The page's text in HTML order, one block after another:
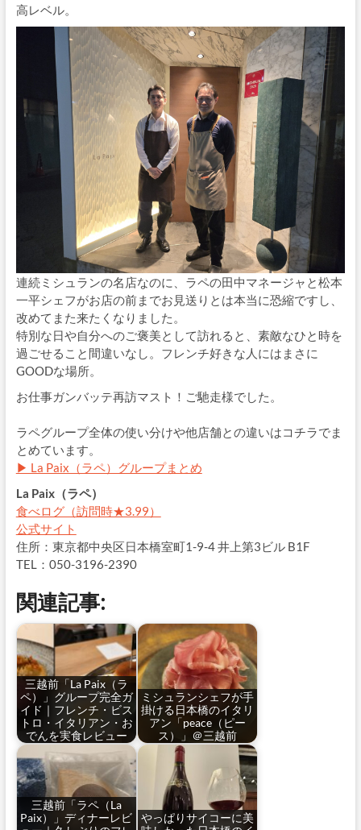
高レベル。
連続ミシュランの名店なのに、ラペの田中マネージャと松本
一平シェフがお店の前までお見送りとは本当に恐縮ですし、
改めてまた来たくなりました。
特別な日や自分へのご褒美として訪れると、素敵なひと時を
過ごせること間違いなし。フレンチ好きな人にはまさに
GOODな場所。
お仕事ガンバッテ再訪マスト！ご馳走様でした。
ラペグループ全体の使い分けや他店舗との違いはコチラでま
とめています。
▶ La Paix（ラペ）グループまとめ
La Paix（ラペ）
食べログ（訪問時★3.99）
公式サイト
住所：東京都中央区日本橋室町1-9-4 井上第3ビル B1F
TEL：050-3196-2390
関連記事:
三越前「La Paix（ラ
ペ）」グループ完全ガ
イド｜フレンチ・ビス
トロ・イタリアン・お
でんを実食レビュー
ミシュランシェフが手
掛ける日本橋のイタリ
アン「peace（ピー
ス）」＠三越前
三越前「ラペ（La
Paix）」ディナーレビ
やっぱりサイコーに美